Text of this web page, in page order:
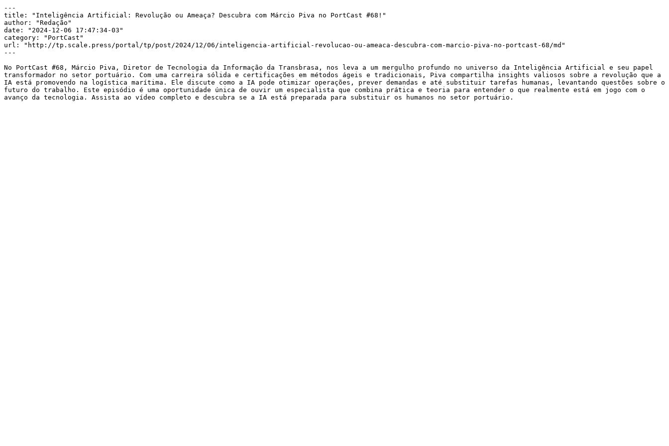
---
title: "Inteligência Artificial: Revolução ou Ameaça? Descubra com Márcio Piva no PortCast #68!"
author: "Redação"
date: "2024-12-06 17:47:34-03"
category: "PortCast"
url: "http://tp.scale.press/portal/tp/post/2024/12/06/inteligencia-artificial-revolucao-ou-ameaca-descubra-com-marcio-piva-no-portcast-68/md"
---
No PortCast #68, Márcio Piva, Diretor de Tecnologia da Informação da Transbrasa, nos leva a um mergulho profundo no universo da Inteligência Artificial e seu papel
transformador no setor portuário. Com uma carreira sólida e certificações em métodos ágeis e tradicionais, Piva compartilha insights valiosos sobre a revolução que a
IA está promovendo na logística marítima. Ele discute como a IA pode otimizar operações, prever demandas e até substituir tarefas humanas, levantando questões sobre o
futuro do trabalho. Este episódio é uma oportunidade única de ouvir um especialista que combina prática e teoria para entender o que realmente está em jogo com o
avanço da tecnologia. Assista ao vídeo completo e descubra se a IA está preparada para substituir os humanos no setor portuário.